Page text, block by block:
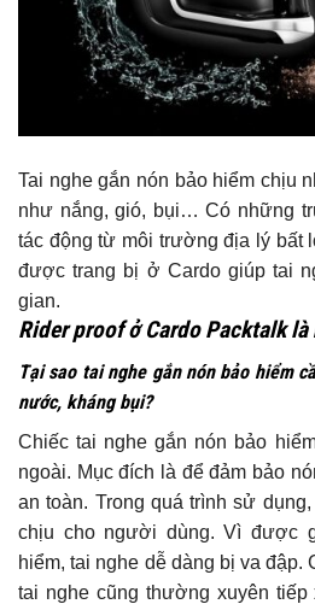
Tai nghe gắn nón bảo hiểm chịu
như nắng, gió, bụi… Có những
tác động từ môi trường địa lý bất
được trang bị ở Cardo giúp tai
gian.
Rider proof ở Cardo Packtalk là
Tại sao tai nghe gắn nón bảo hiểm
nước, kháng bụi?
Chiếc tai nghe gắn nón bảo
ngoài. Mục đích là để đảm bảo
an toàn. Trong quá trình sử
chịu cho người dùng. Vì được
hiểm, tai nghe dễ dàng bị va đập.
tai nghe cũng thường xuyên